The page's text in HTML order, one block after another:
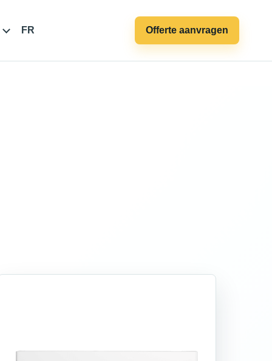
FR Offerte aanvragen